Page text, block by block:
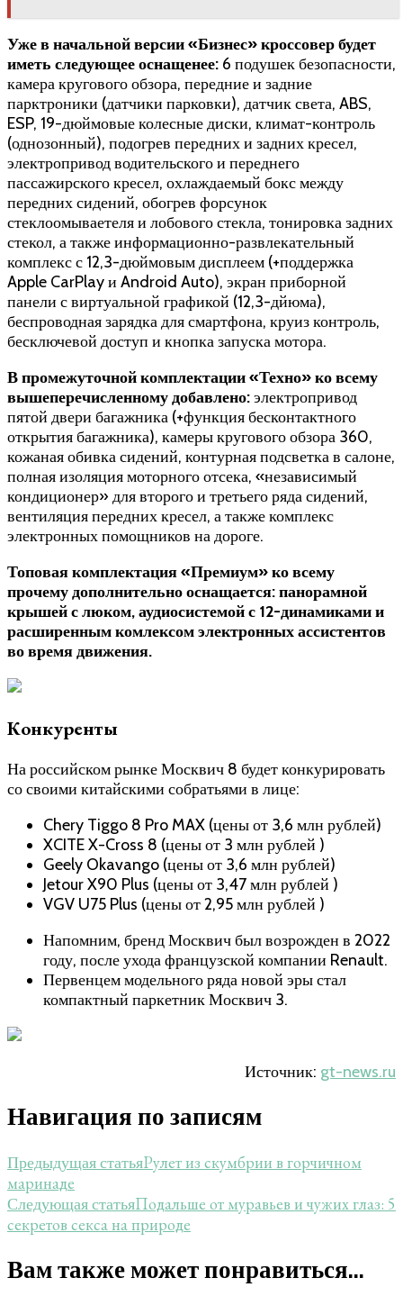
Уже в начальной версии «Бизнес» кроссовер будет
иметь следующее оснащенее: 6 подушек безопасности,
камера кругового обзора, передние и задние
парктроники (датчики парковки), датчик света, ABS,
ESP, 19-дюймовые колесные диски, климат-контроль
(однозонный), подогрев передних и задних кресел,
электропривод водительского и переднего
пассажирского кресел, охлаждаемый бокс между
передних сидений, обогрев форсунок
стеклоомываетеля и лобового стекла, тонировка задних
стекол, а также информационно-развлекательный
комплекс с 12,3-дюймовым дисплеем (+поддержка
Apple CarPlay и Android Auto), экран приборной
панели с виртуальной графикой (12,3-дйюма),
беспроводная зарядка для смартфона, круиз контроль,
бесключевой доступ и кнопка запуска мотора.
В промежуточной комплектации «Техно» ко всему
вышеперечисленному добавлено:электропривод
пятой двери багажника (+функция бесконтактного
открытия багажника), камеры кругового обзора 360,
кожаная обивка сидений, контурная подсветка в салоне,
полная изоляция моторного отсека, «независимый
кондиционер» для второго и третьего ряда сидений,
вентиляция передних кресел, а также комплекс
электронных помощников на дороге.
Топовая комплектация «Премиум» ко всему
прочему дополнительно оснащается: панорамной
крышей с люком, аудиосистемой с 12-динамиками и
расширенным комлексом электронных ассистентов
во время движения.
Конкуренты
На российском рынке Москвич 8 будет конкурировать
со своими китайскими собратьями в лице:
Chery Tiggo 8 Pro MAX (цены от 3,6 млн рублей)
XCITE X-Cross 8 (цены от 3 млн рублей )
Geely Okavango (цены от 3,6 млн рублей)
Jetour X90 Plus (цены от 3,47 млн рублей )
VGV U75 Plus (цены от 2,95 млн рублей )
Напомним, бренд Москвич был возрожден в 2022
году, после ухода французской компании Renault.
Первенцем модельного ряда новой эры стал
компактный паркетник Москвич 3.
Источник: gt-news.ru
Навигация по записям
Предыдущая статьяРулет из скумбрии в горчичном
маринаде
Следующая статьяПодальше от муравьев и чужих глаз: 5
секретов секса на природе
Вам также может понравиться...